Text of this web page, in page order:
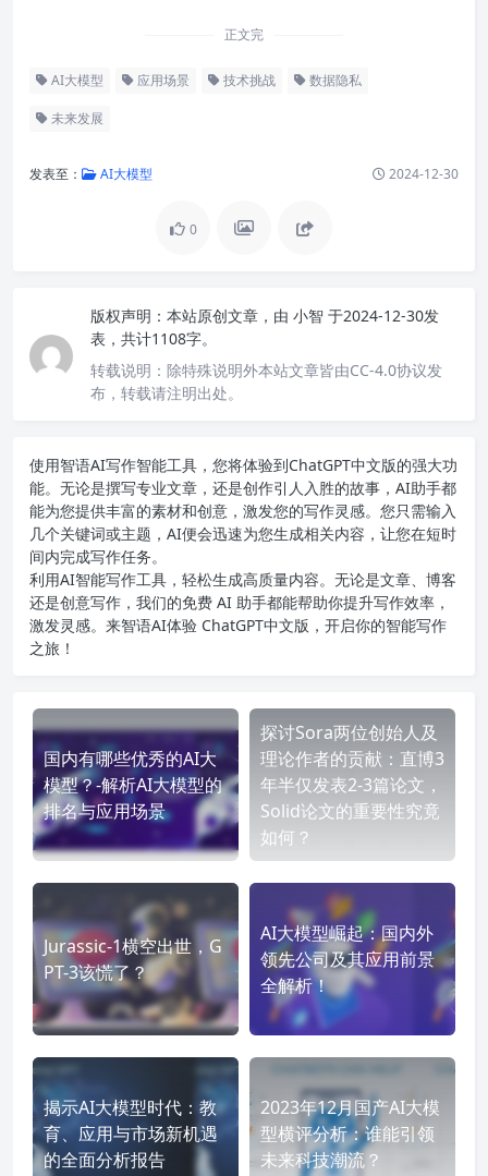
正文完
AI大模型 应用场景 技术挑战 数据隐私
未来发展
发表至： AI大模型 2024-12-30
0
版权声明： 本站原创文章，由 小智 于2024-12-30发
表，共计1108字。
转载说明： 除特殊说明外本站文章皆由CC-4.0协议发
布，转载请注明出处。
使用智语AI写作智能工具，您将体验到ChatGPT中文版的强大功
能。无论是撰写专业文章，还是创作引人入胜的故事，AI助手都
能为您提供丰富的素材和创意，激发您的写作灵感。您只需输入
几个关键词或主题，AI便会迅速为您生成相关内容，让您在短时
间内完成写作任务。
利用AI智能写作工具，轻松生成高质量内容。无论是文章、博客
还是创意写作，我们的免费 AI 助手都能帮助你提升写作效率，
激发灵感。来智语AI体验 ChatGPT中文版 ，开启你的智能写作
之旅！
国内有哪些优秀的AI大
模型？-解析AI大模型的
排名与应用场景
探讨Sora两位创始人及
理论作者的贡献：直博3
年半仅发表2-3篇论文，
Solid论文的重要性究竟
如何？
Jurassic-1横空出世，G
PT-3该慌了？
AI大模型崛起：国内外
领先公司及其应用前景
全解析！
揭示AI大模型时代：教
育、应用与市场新机遇
的全面分析报告
2023年12月国产AI大模
型横评分析：谁能引领
未来科技潮流？